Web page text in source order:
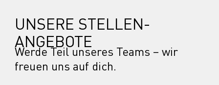
UNSERE STELLEN­
ANGEBOTE
Werde Teil unseres Teams – wir
freuen uns auf dich.